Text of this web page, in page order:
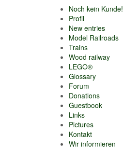
Noch kein Kunde!
Profil
New entries
Model Railroads
Trains
Wood railway
LEGO®
Glossary
Forum
Donations
Guestbook
Links
Pictures
Kontakt
Wir informieren